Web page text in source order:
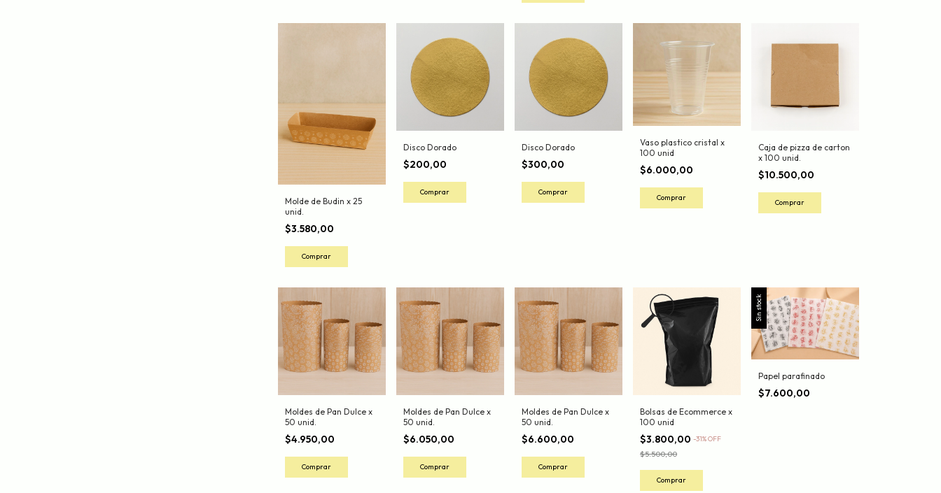
Molde de Budin x 25
unid.
$3.580,00
Disco Dorado
$200,00
Disco Dorado
$300,00
Comprar
Vaso plastico cristal x
100 unid
$6.000,00
Caja de pizza de carton
x 100 unid.
$10.500,00
Moldes de Pan Dulce x
50 unid.
$4.950,00
Moldes de Pan Dulce x
50 unid.
$6.050,00
Moldes de Pan Dulce x
50 unid.
$6.600,00
Bolsas de Ecommerce x
100 unid
$3.800,00 -31%OFF
$5.500,00
Sin stock
Papel parafinado
$7.600,00